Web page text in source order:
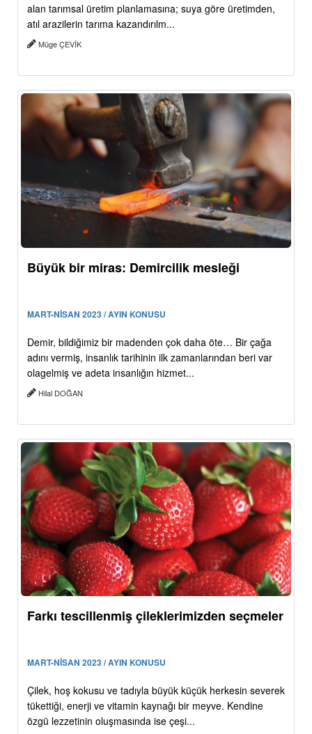
alan tarımsal üretim planlamasına; suya göre üretimden,
atıl arazilerin tarıma kazandırılm...
Müge ÇEVİK
Büyük bir miras: Demircilik mesleği
MART-NİSAN 2023 / AYIN KONUSU
Demir, bildiğimiz bir madenden çok daha öte… Bir çağa
adını vermiş, insanlık tarihinin ilk zamanlarından beri var
olagelmiş ve adeta insanlığın hizmet...
Hilal DOĞAN
Farkı tescillenmiş çileklerimizden seçmeler
MART-NİSAN 2023 / AYIN KONUSU
Çilek, hoş kokusu ve tadıyla büyük küçük herkesin severek
tükettiği, enerji ve vitamin kaynağı bir meyve. Kendine
özgü lezzetinin oluşmasında ise çeşi...